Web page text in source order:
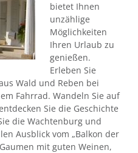
bietet Ihnen
unzählige
Möglichkeiten
Ihren Urlaub zu
genießen.
Erleben Sie
Wald und Reben bei
Fahrrad. Wandeln Sie auf
Sie die Geschichte
die Wachtenburg und
Ausblick vom „Balkon der
mit guten Weinen,